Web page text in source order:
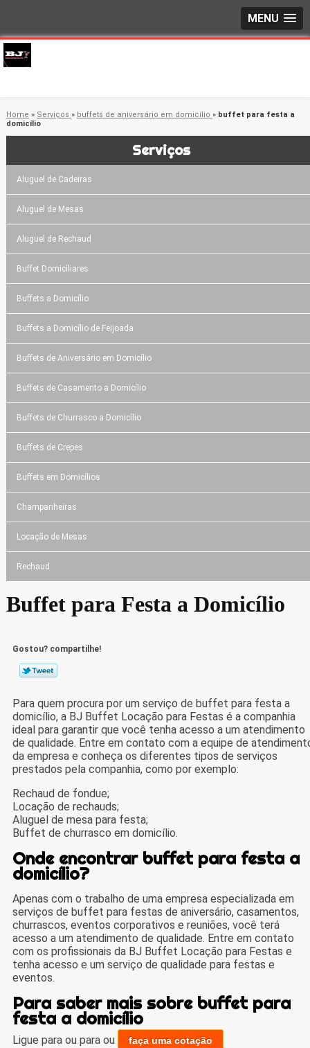
MENU
Home » Serviços » buffets de aniversário em domicílio » buffet para festa a
domicílio
Serviços
Aluguel de Cadeiras
Aluguel de Mesas
Aluguel de Rechaud
Buffet Domicíliares
Buffets a Domicílio
Buffets a Domicílio de Feijoada
Buffets de Aniversário em Domicílio
Buffets de Casamento a Domicílio
Buffets de Churrasco a Domicílio
Buffets de Crepes
Buffets em Domicílios
Champanheiras
Locação de Mesas
Rechaud
Buffet para Festa a Domicílio
Gostou? compartilhe!
Para quem procura por um serviço de buffet para festa a
domicílio, a BJ Buffet Locação para Festas é a companhia
ideal para garantir que você tenha acesso a um atendimento
de qualidade. Entre em contato com a equipe de
da empresa e conheça os diferentes tipos de serviços
prestados pela companhia, como por exemplo:
Rechaud de fondue;
Locação de rechauds;
Aluguel de mesa para festa;
Buffet de churrasco em domicílio.
Onde encontrar buffet para festa a
domicílio?
Apenas com o trabalho de uma empresa especializada em
serviços de buffet para festas de aniversário, casamentos,
churrascos, eventos corporativos e reuniões, você terá
acesso a um atendimento de qualidade. Entre em contato
com os profissionais da BJ Buffet Locação para Festas e
tenha acesso e um serviço de qualidade para festas e
eventos.
Para saber mais sobre buffet para
festa a domicílio
Ligue para ou para ou faça uma cotação